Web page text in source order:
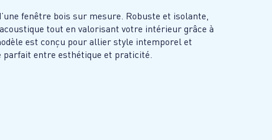
fenêtre bois sur mesure. Robuste et isolante,
tout en valorisant votre intérieur grâce à
est conçu pour allier style intemporel et
entre esthétique et praticité.